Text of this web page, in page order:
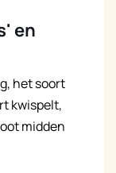
en
het soort
kwispelt,
midden